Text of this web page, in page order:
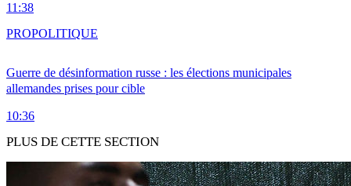
11:38
Guerre de désinformation russe : les élections municipales
allemandes prises pour cible
10:36
PROPOLITIQUE
PLUS DE CETTE SECTION